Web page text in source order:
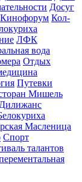
Досуг
Кинофорум Кол-
ЛФК
вода
Отдых
Путевки
Мишель
Масленица
Спорт
талантов